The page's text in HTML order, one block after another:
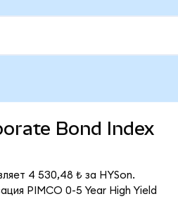
Bond Index
4 530,48 ₺ за HYSon.
PIMCO 0-5 Year High Yield